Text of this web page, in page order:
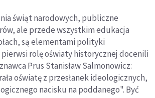
świąt narodowych, publiczne
ale przede wszystkim edukacja
są elementami polityki
rolę oświaty historycznej docenili
Prus Stanisław Salmonowicz:
oświatę z przesłanek ideologicznych,
nacisku na poddanego". Być